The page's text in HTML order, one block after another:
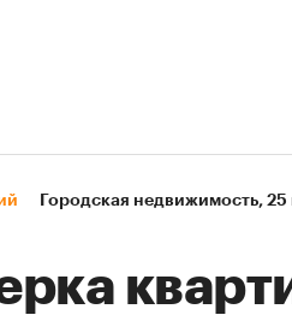
Городская недвижимость⁠, 25